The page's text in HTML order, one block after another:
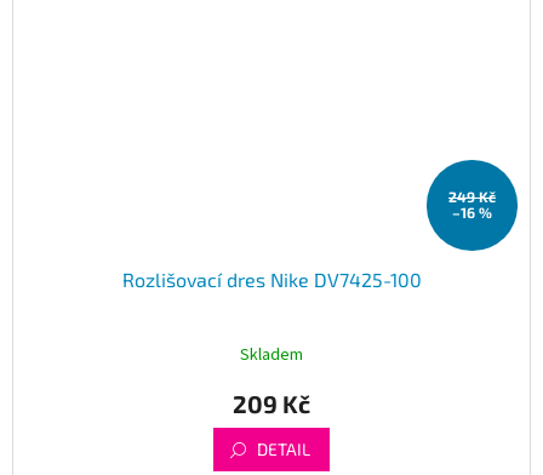
249 Kč
–16 %
Rozlišovací dres Nike DV7425-100
Skladem
209 Kč
DETAIL